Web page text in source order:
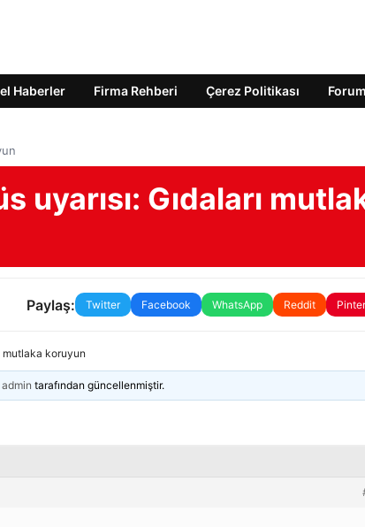
Haberler Firma Rehberi Çerez Politikası Forum
Gıdaları
Paylaş: Twitter Facebook WhatsApp Reddit
mutlaka koruyun
admin tarafından güncellenmiştir.